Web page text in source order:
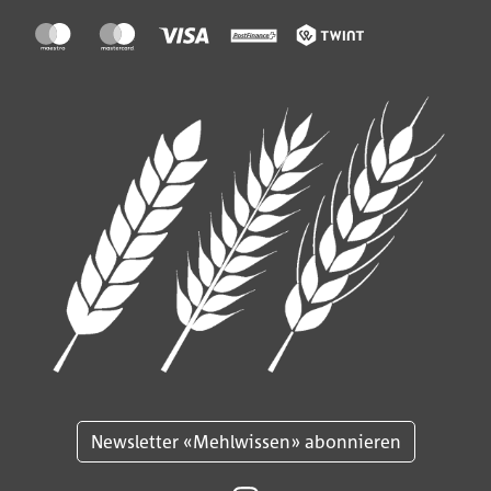
Verwendungshinweis
Mehl und Teig ist nicht zum Rohverzehr geeignet.
Newsletter «Mehlwissen» abonnieren